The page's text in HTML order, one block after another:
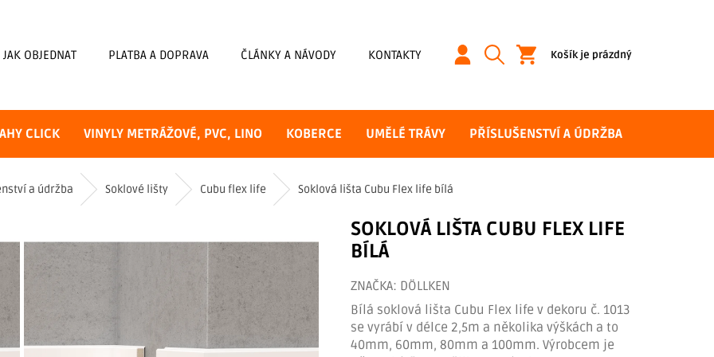
JAK OBJEDNAT PLATBA A DOPRAVA ČLÁNKY A NÁVODY KONTAKTY
NÁKUPNÍ
Košík je prázdný
CLICK VINYLY METRÁŽOVÉ, PVC, LINO KOBERCE UMĚLÉ TRÁVY PŘÍSLUŠENSTVÍ A ÚDRŽBA
a údržba Soklové lišty Cubu flex life Soklová lišta Cubu Flex life bílá
ZNAČKA: DÖLLKEN
SOKLOVÁ LIŠTA CUBU FLEX LIFE
BÍLÁ
Bílá soklová lišta Cubu Flex life v dekoru č. 1013
se vyrábí v délce 2,5m a několika výškách a to
40mm, 60mm, 80mm a 100mm. Výrobcem je